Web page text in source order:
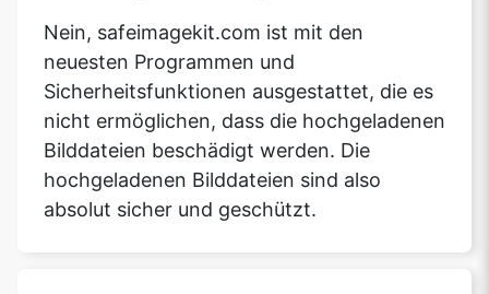
Nein, safeimagekit.com ist mit den
neuesten Programmen und
Sicherheitsfunktionen ausgestattet, die es
nicht ermöglichen, dass die hochgeladenen
Bilddateien beschädigt werden. Die
hochgeladenen Bilddateien sind also
absolut sicher und geschützt.